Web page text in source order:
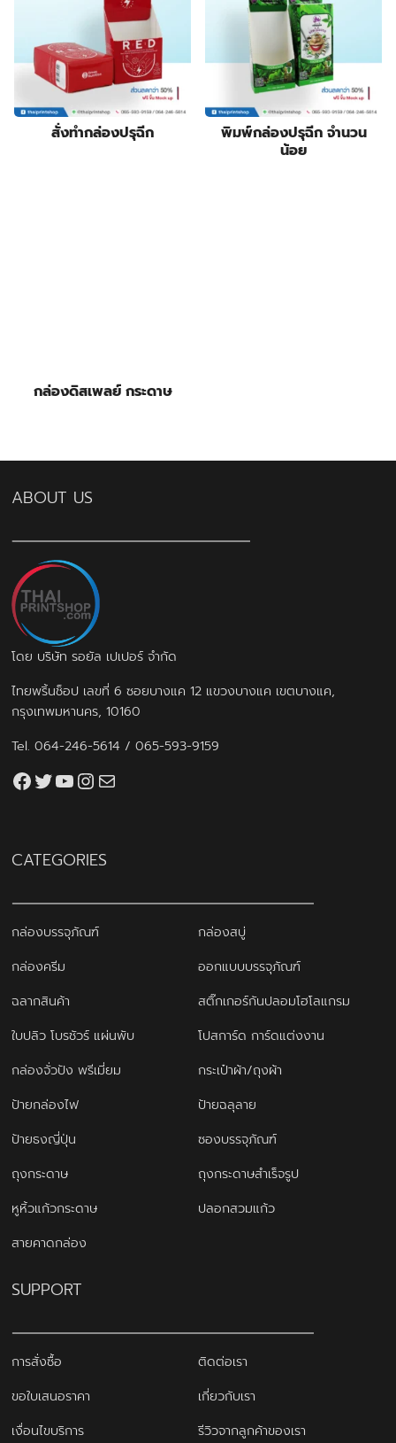
สั่งทำกล่องปรุฉีก
พิมพ์กล่องปรุฉีก จำนวน
น้อย
กล่องดิสเพลย์ กระดาษ
ABOUT US
โดย บริษัท รอยัล เปเปอร์ จำกัด
ไทยพริ้นช็อป เลขที่ 6 ซอยบางแค 12 แขวงบางแค เขตบางแค,
กรุงเทพมหานคร, 10160
Tel.064-246-5614 /065-593-9159
Facebook
Twitter
YouTube
Instagram
thaiprintshop.aw@gmail.com
CATEGORIES
กล่องบรรจุภัณฑ์
กล่องสบู่
กล่องครีม
ออกแบบบรรจุภัณฑ์
ฉลากสินค้า
สติ๊กเกอร์กันปลอมโฮโลแกรม
ใบปลิว โบรชัวร์ แผ่นพับ
โปสการ์ด การ์ดแต่งงาน
กล่องจั่วปัง พรีเมี่ยม
กระเป๋าผ้า/ถุงผ้า
ป้ายกล่องไฟ
ป้ายฉลุลาย
ป้ายธงญี่ปุ่น
ซองบรรจุภัณฑ์
ถุงกระดาษ
ถุงกระดาษสำเร็จรูป
หูหิ้วแก้วกระดาษ
ปลอกสวมแก้ว
สายคาดกล่อง
SUPPORT
การสั่งซื้อ
ติดต่อเรา
ขอใบเสนอราคา
เกี่ยวกับเรา
เงื่อนไขบริการ
รีวิวจากลูกค้าของเรา